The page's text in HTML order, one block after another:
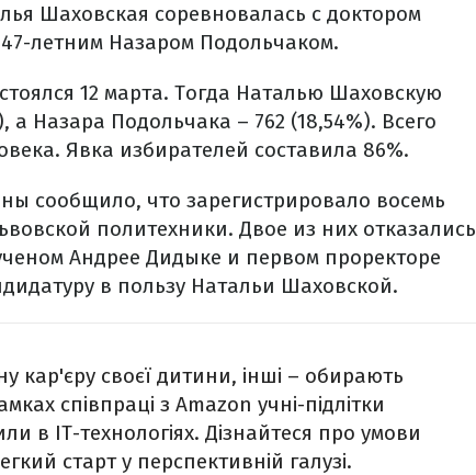
Шаховская соревновалась с доктором
летним Назаром Подольчаком.
12 марта. Тогда Наталью Шаховскую
а Назара Подольчака – 762 (18,54%). Всего
Явка избирателей составила 86%.
сообщило, что зарегистрировало восемь
политехники. Двое из них отказались
Андрее Дидыке и первом проректоре
в пользу Натальи Шаховской.
кар'єру своєї дитини, інші – обирають
співпраці з Amazon учні-підлітки
в ІТ-технологіях. Дізнайтеся про умови
старт у перспективній галузі.